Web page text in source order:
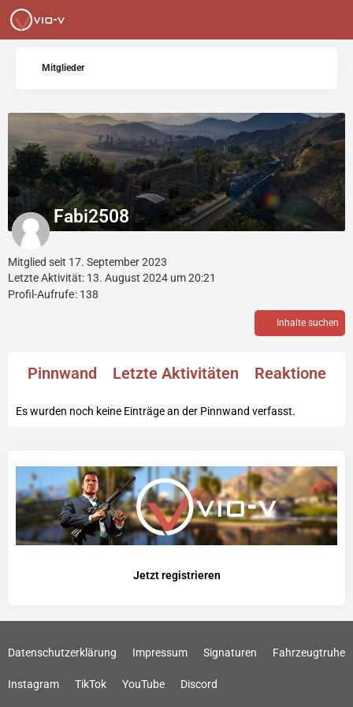
Mitglieder
Fabi2508
Mitglied seit 17. September 2023
Letzte Aktivität: 13. August 2024 um 20:21
Profil-Aufrufe 138
Inhalte suchen
Pinnwand Letzte Aktivitäten Reaktionen
Es wurden noch keine Einträge an der Pinnwand verfasst.
Jetzt registrieren
Datenschutzerklärung Impressum Signaturen Fahrzeugtruhe
Instagram TikTok YouTube Discord